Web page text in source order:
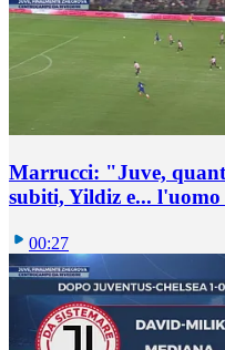
Marrucci: "Juve,
subiti, Yildiz e...
00:27